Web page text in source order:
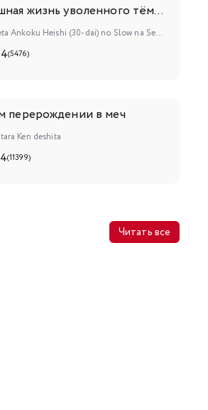
Неспешная жизнь уволенного тёмного солдата (тридцати лет)
Kaiko sareta Ankoku Heishi (30-dai) no Slow na Second Life
(5476)
перерождении в меч
Ken deshita
(11399)
Читать все